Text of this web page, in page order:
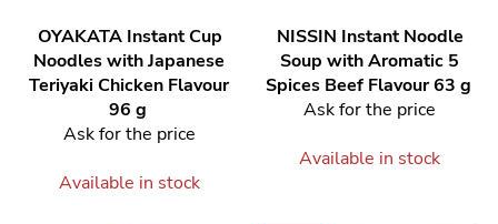
OYAKATA Instant Cup
Noodles with Japanese
Teriyaki Chicken Flavour
96 g
Ask for the price
Available in stock
NISSIN Instant Noodle
Soup with Aromatic 5
Spices Beef Flavour 63 g
Ask for the price
Available in stock